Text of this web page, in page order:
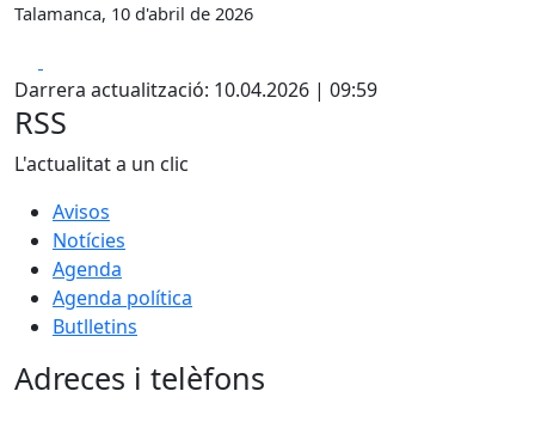
Talamanca, 10 d'abril de 2026
Darrera actualització: 10.04.2026 | 09:59
RSS
L'actualitat a un clic
Avisos
Notícies
Agenda
Agenda política
Butlletins
Adreces i telèfons